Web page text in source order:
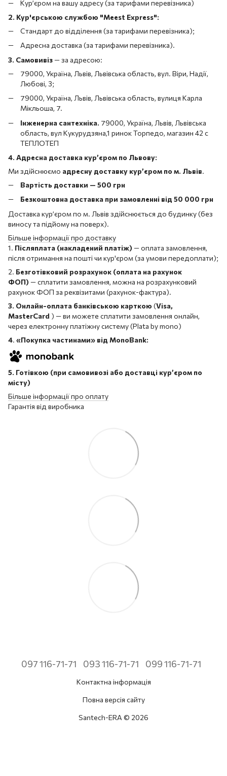
Кур’єром на вашу адресу (за тарифами перевізника)
2. Кур'єрською службою "Meest Express":
Стандарт до відділення (за тарифами перевізника);
Адресна доставка (за тарифами перевізника).
3. Самовивіз—за адресою:
79000, Україна, Львів, Львівська область, вул. Віри, Надії,
Любові, 3;
79000, Україна, Львів, Львівська область, вулиця Карла
Мікльоша, 7.
Інженерна сантехніка. 79000, Україна, Львів, Львівська
область, вул Кукурудзяна,1 ринок Торпедо, магазин 42 с
ТЕПЛОТЕП
4. Адресна доставка кур’єром по Львову:
Ми здійснюємо адресну доставку кур’єром по м. Львів.
Вартість доставки — 500 грн
Безкоштовна доставка при замовленні від 50 000 грн
Доставка кур’єром по м. Львів здійснюється до будинку (без
виносу та підйому на поверх).
Більше інформації про доставку
1. Післяплата (накладений платіж) — оплата замовлення,
після отримання на пошті чи кур'єром (за умови передоплати);
2. Безготівковий розрахунок (оплата на рахунок
ФОП) — сплатити замовлення, можна на розрахунковий
рахунок ФОП за реквізитами (рахунок-фактура).
3. Онлайн-оплата банківською карткою (Visa,
MasterCard ) — ви можете сплатити замовлення онлайн,
через електронну платіжну систему (Plata by mono)
4. «Покупка частинами» від MonoBank:
5. Готівкою (при самовивозі або доставці кур’єром по
місту)
Більше інформації про оплату
Гарантія від виробника
097 116-71-71 093 116-71-71 099 116-71-71
Контактна інформація
Повна версія сайту
Santech-ERA © 2026